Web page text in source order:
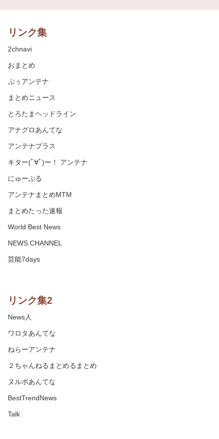
リンク集
2chnavi
おまとめ
ぷぅアンテナ
まとめニュース
とろたまヘッドライン
アナグロあんてな
アンテナプラス
キター(ﾟ∀ﾟ)ー！ アンテナ
にゅーぷる
アンテナまとめMTM
まとめたった速報
World Best News
NEWS CHANNEL
芸能7days
リンク集2
News人
ワロタあんてな
ねらーアンテナ
２ちゃんねるまとめるまとめ
ヌルポあんてな
BestTrendNews
Talk